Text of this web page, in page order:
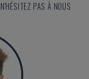
PAS À NOUS